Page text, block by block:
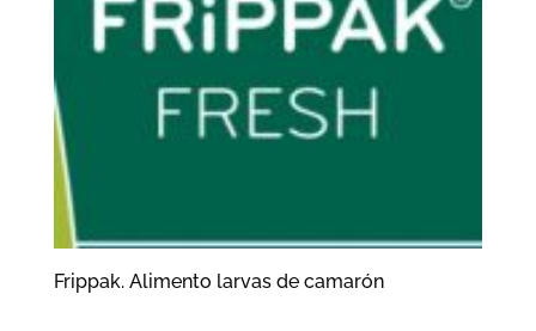
Frippak. Alimento larvas de camarón